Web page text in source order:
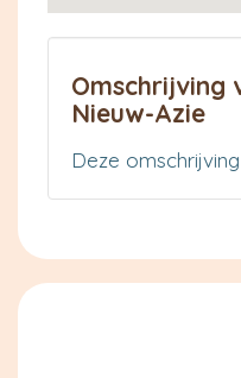
Omschrijving
Nieuw-Azie
Deze